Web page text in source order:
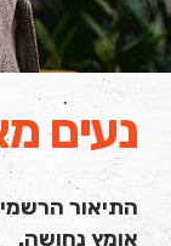
נעים
התיאור
אומץ נחושה.